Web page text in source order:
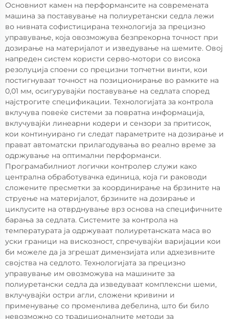
Основниот камен на перформансите на современата
машина за поставување на полиуретански седла лежи
во нивната софистицирана технологија за прецизно
управување, која овозможува безпрекорна точност при
дозирање на материјалот и изведување на шемите. Овој
напреден систем користи серво-мотори со висока
резолуција споени со прецизни топчетни винти, кои
постигнуваат точност на позиционирање во рамките на
0,01 мм, осигурувајќи поставување на седлата според
најстрогите спецификации. Технологијата за контрола
вклучува повеќе системи за повратна информација,
вклучувајќи линеарни кодери и сензори за притисок,
кои континуирано ги следат параметрите на дозирање и
прават автоматски прилагодувања во реално време за
одржување на оптимални перформанси.
Програмабилниот логички контролер служи како
централна обработувачка единица, која ги раководи
сложените пресметки за координирање на брзините на
струење на материјалот, брзините на дозирање и
циклусите на отврднување врз основа на специфичните
барања за седлата. Системите за контрола на
температурата ја одржуваат полиуретанската маса во
уски граници на вискозност, спречувајќи варијации кои
би можеле да ја згрешат димензијата или адхезивните
својства на седлото. Технологијата за прецизно
управување им овозможува на машините за
полиуретански седла да изведуваат комплексни шеми,
вклучувајќи остри агли, сложени кривини и
применување со променлива дебелина, што би било
невозможно со традиционалните методи за